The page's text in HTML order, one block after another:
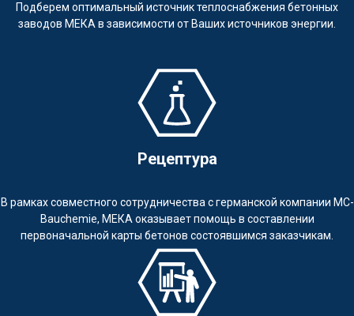
Подберем оптимальный источник теплоснабжения бетонных
заводов МЕКА в зависимости от Ваших источников энергии.
Рецептура
В рамках совместного сотрудничества с германской компании MC-
Bauchemie, МЕКА оказывает помощь в составлении
первоначальной карты бетонов состоявшимся заказчикам.